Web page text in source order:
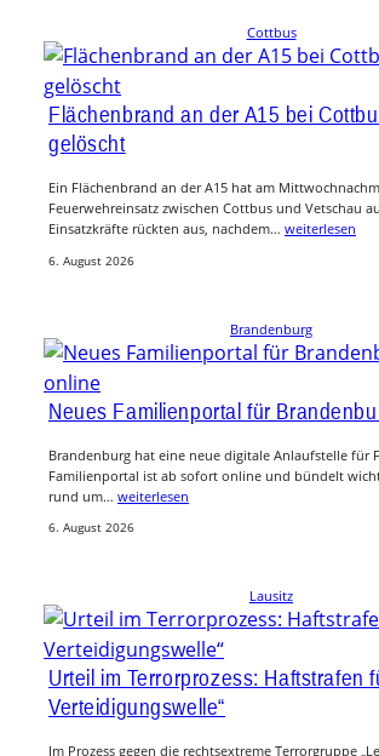
Cottbus
Flächenbrand an der A15 bei
gelöscht
Ein Flächenbrand an der A15 hat am
Feuerwehreinsatz zwischen Cottbus und Vetschau
Einsatzkräfte rückten aus, nachdem… weiterlesen
6. August 2026
Brandenburg
Neues Familienportal für
Brandenburg hat eine neue digitale Anlaufstelle für
Familienportal ist ab sofort online und bündelt
rund um… weiterlesen
6. August 2026
Lausitz
Urteil im Terrorprozess: Haftstrafen
Verteidigungswelle“
Im Prozess gegen die rechtsextreme Terrorgruppe